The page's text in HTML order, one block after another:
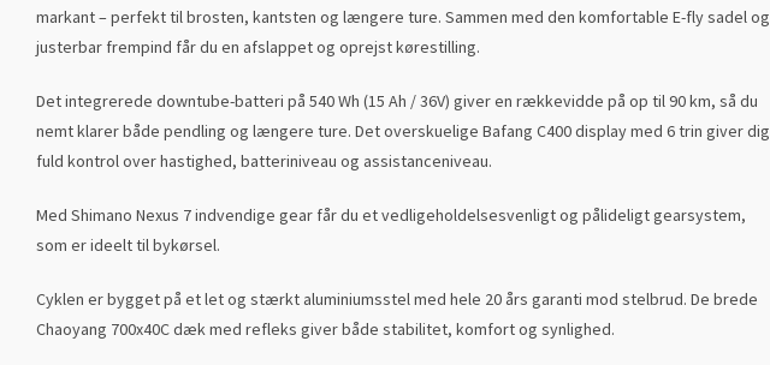
markant– perfekt til brosten, kantsten og længere ture. Sammen med den komfortable E-fly sadel og
justerbar frempind får du en afslappet og oprejst kørestilling.
Det integrerede downtube-batteri på 540Wh (15 Ah / 36V) giver en rækkevidde på op til 90 km, så du
nemt klarer både pendling og længere ture. Det overskuelige Bafang C400 display med 6 trin giver dig
fuld kontrol over hastighed, batteriniveau og assistanceniveau.
Med Shimano Nexus 7 indvendige gear får du et vedligeholdelsesvenligt og pålideligt gearsystem,
som er ideelt til bykørsel.
Cyklen er bygget på et let og stærkt aluminiumsstel med hele 20 års garanti mod stelbrud. De brede
Chaoyang 700x40C dæk med refleks giver både stabilitet, komfort og synlighed.